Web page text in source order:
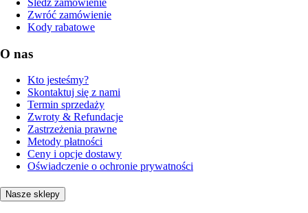
Zwróć zamówienie
Kody rabatowe
O nas
Kto jesteśmy?
Skontaktuj się z nami
Termin sprzedaży
Zwroty & Refundacje
Zastrzeżenia prawne
Metody płatności
Ceny i opcje dostawy
Oświadczenie o ochronie prywatności
Nasze sklepy